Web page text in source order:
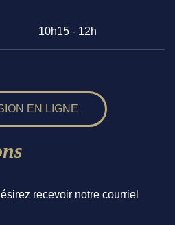
10h15 - 12h
EN LIGNE
recevoir notre courriel